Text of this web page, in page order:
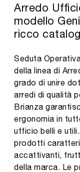
Arredo
modello
ricco
Seduta
della linea di
grado di unire
arredi di qualità
Brianza
ergonomia in
ufficio belli e
prodotti
accattivanti,
della marca. Le